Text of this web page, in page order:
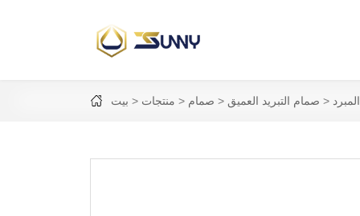
بيت منتجات صمام صمام التبريد العميق